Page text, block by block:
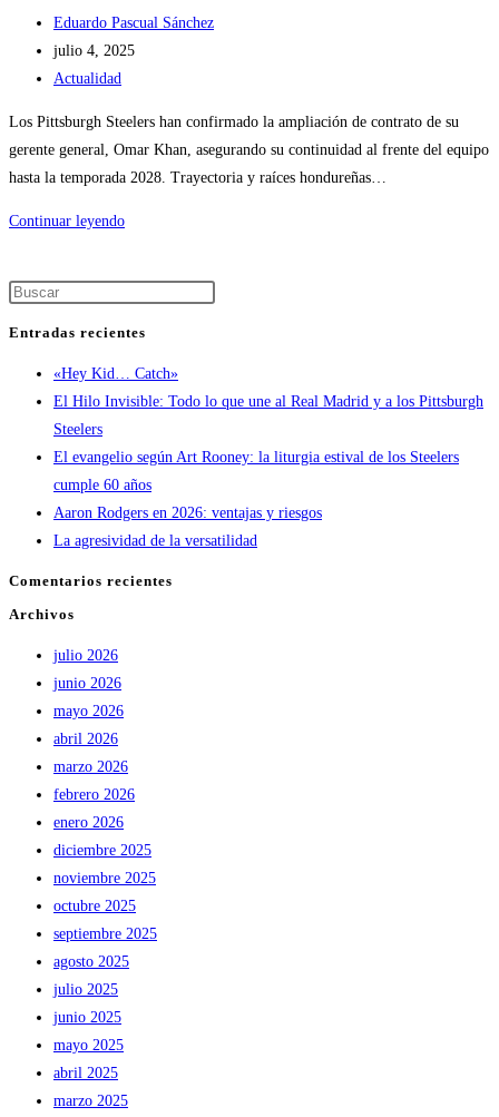
Eduardo Pascual Sánchez
julio 4, 2025
Actualidad
Los Pittsburgh Steelers han confirmado la ampliación de contrato de su
gerente general, Omar Khan, asegurando su continuidad al frente del equipo
hasta la temporada 2028. Trayectoria y raíces hondureñas…
Continuar leyendo
Entradas recientes
«Hey Kid… Catch»
El Hilo Invisible: Todo lo que une al Real Madrid y a los Pittsburgh
Steelers
El evangelio según Art Rooney: la liturgia estival de los Steelers
cumple 60 años
Aaron Rodgers en 2026: ventajas y riesgos
La agresividad de la versatilidad
Comentarios recientes
Archivos
julio 2026
junio 2026
mayo 2026
abril 2026
marzo 2026
febrero 2026
enero 2026
diciembre 2025
noviembre 2025
octubre 2025
septiembre 2025
agosto 2025
julio 2025
junio 2025
mayo 2025
abril 2025
marzo 2025